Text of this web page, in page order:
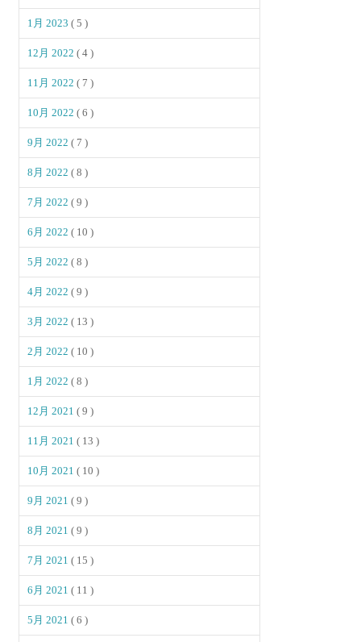
1月 2023( 5 )
12月 2022( 4 )
11月 2022( 7 )
10月 2022( 6 )
9月 2022( 7 )
8月 2022( 8 )
7月 2022( 9 )
6月 2022( 10 )
5月 2022( 8 )
4月 2022( 9 )
3月 2022( 13 )
2月 2022( 10 )
1月 2022( 8 )
12月 2021( 9 )
11月 2021( 13 )
10月 2021( 10 )
9月 2021( 9 )
8月 2021( 9 )
7月 2021( 15 )
6月 2021( 11 )
5月 2021( 6 )